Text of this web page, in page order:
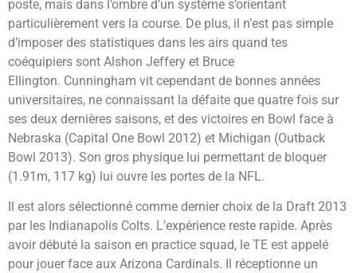
poste, mais dans l’ombre d’un système s’orientant
particulièrement vers la course. De plus, il n’est pas simple
d’imposer des statistiques dans les airs quand tes
coéquipiers sont Alshon Jeffery et Bruce
Ellington. Cunningham vit cependant de bonnes années
universitaires, ne connaissant la défaite que quatre fois sur
ses deux dernières saisons, et des victoires en Bowl face à
Nebraska (Capital One Bowl 2012) et Michigan (Outback
Bowl 2013). Son gros physique lui permettant de bloquer
(1.91m, 117 kg) lui ouvre les portes de la NFL.
Il est alors sélectionné comme dernier choix de la Draft 2013
par les Indianapolis Colts. L’expérience reste rapide. Après
avoir débuté la saison en practice squad, le TE est appelé
pour jouer face aux Arizona Cardinals. Il réceptionne un